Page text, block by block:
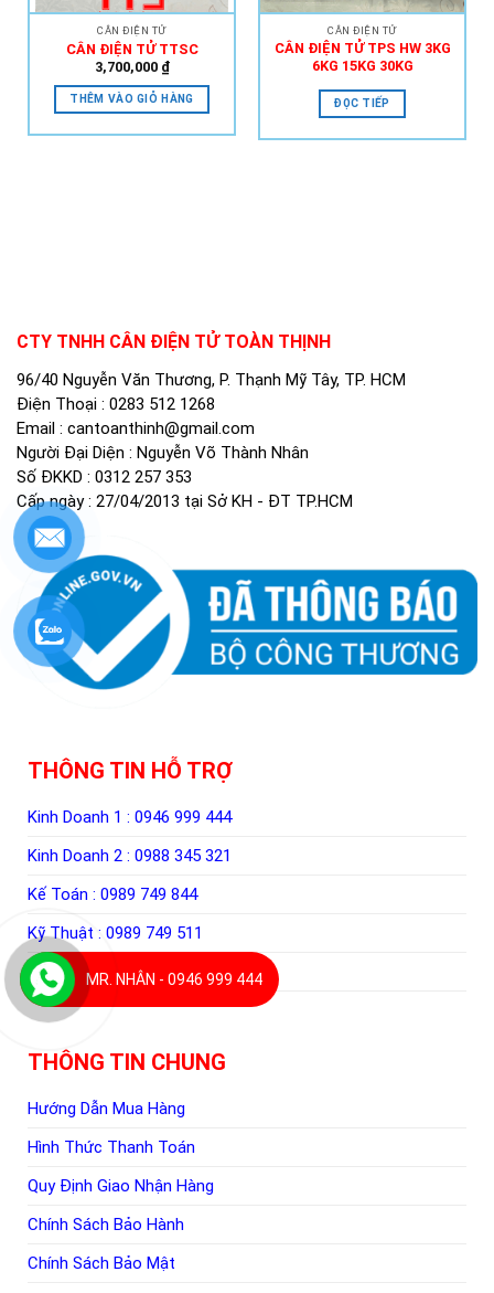
CÂN ĐIỆN TỬ
CÂN ĐIỆN TỬ TTSC
3,700,000 ₫
THÊM VÀO GIỎ HÀNG
CÂN ĐIỆN TỬ
CÂN ĐIỆN TỬ TPS HW 3KG
6KG 15KG 30KG
ĐỌC TIẾP
CTY TNHH CÂN ĐIỆN TỬ TOÀN THỊNH
96/40 Nguyễn Văn Thương, P. Thạnh Mỹ Tây, TP. HCM
Điện Thoại : 0283 512 1268
Email : cantoanthinh@gmail.com
Người Đại Diện : Nguyễn Võ Thành Nhân
Số ĐKKD : 0312 257 353
Cấp ngày : 27/04/2013 tại Sở KH - ĐT TP.HCM
THÔNG TIN HỖ TRỢ
Kinh Doanh 1 : 0946 999 444
Kinh Doanh 2 : 0988 345 321
Kế Toán : 0989 749 844
Kỹ Thuật : 0989 749 511
Kho Vận :0965 142 144
THÔNG TIN CHUNG
Hướng Dẫn Mua Hàng
Hình Thức Thanh Toán
Quy Định Giao Nhận Hàng
Chính Sách Bảo Hành
Chính Sách Bảo Mật
MR. NHÂN - 0946 999 444